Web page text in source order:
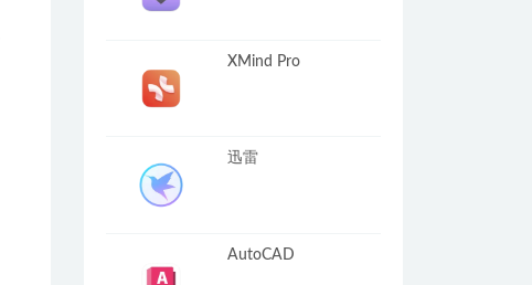
XMind Pro
迅雷
AutoCAD